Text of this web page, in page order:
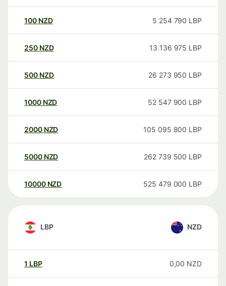
100 NZD 5 254 790 LBP
250 NZD 13 136 975 LBP
500 NZD 26 273 950 LBP
1000 NZD 52 547 900 LBP
2000 NZD 105 095 800 LBP
5000 NZD 262 739 500 LBP
10000 NZD 525 479 000 LBP
LBP NZD
1 LBP 0,00 NZD